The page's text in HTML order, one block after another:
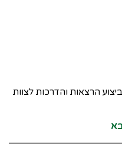
הרצאות והדרכות לצוות